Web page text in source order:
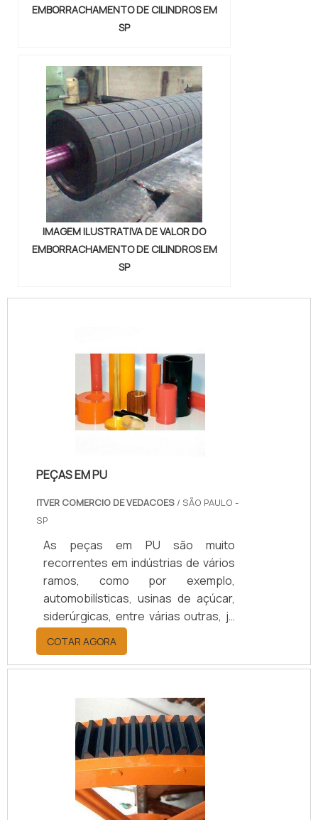
EMBORRACHAMENTO DE CILINDROS EM
SP
IMAGEM ILUSTRATIVA DE VALOR DO
EMBORRACHAMENTO DE CILINDROS EM
SP
PEÇAS EM PU
ITVER COMERCIO DE VEDACOES / SÃO PAULO -
SP
As peças em PU são muito
recorrentes em indústrias de vários
ramos, como por exemplo,
automobilísticas, usinas de açúcar,
siderúrgicas, entre várias outras, já
que são peças de de grande
qualidade e muito resistente. Várias
peças são elaboradas em
Buchas; Mancais; Raspadores;
Engrenagens.Além da qualidade no
que diz respeito à resistência, as
peças de poliuretano são mais leves
que as produzidas em metal, o que
garante maior simplicidade de
manipulação. ALGUMAS VA.
COTAR AGORA